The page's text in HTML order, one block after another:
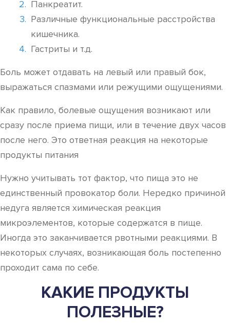
Панкреатит.
Различные функциональные расстройства
кишечника.
Гастриты и т.д.
Боль может отдавать на левый или правый бок,
выражаться спазмами или режущими ощущениями.
Как правило, болевые ощущения возникают или
сразу после приема пищи, или в течение двух часов
после него. Это ответная реакция на некоторые
продукты питания
Нужно учитывать тот фактор, что пища это не
единственный провокатор боли. Нередко причиной
недуга является химическая реакция
микроэлементов, которые содержатся в пище.
Иногда это заканчивается рвотными реакциями. В
некоторых случаях, возникающая боль постепенно
проходит сама по себе.
КАКИЕ ПРОДУКТЫ
ПОЛЕЗНЫЕ?